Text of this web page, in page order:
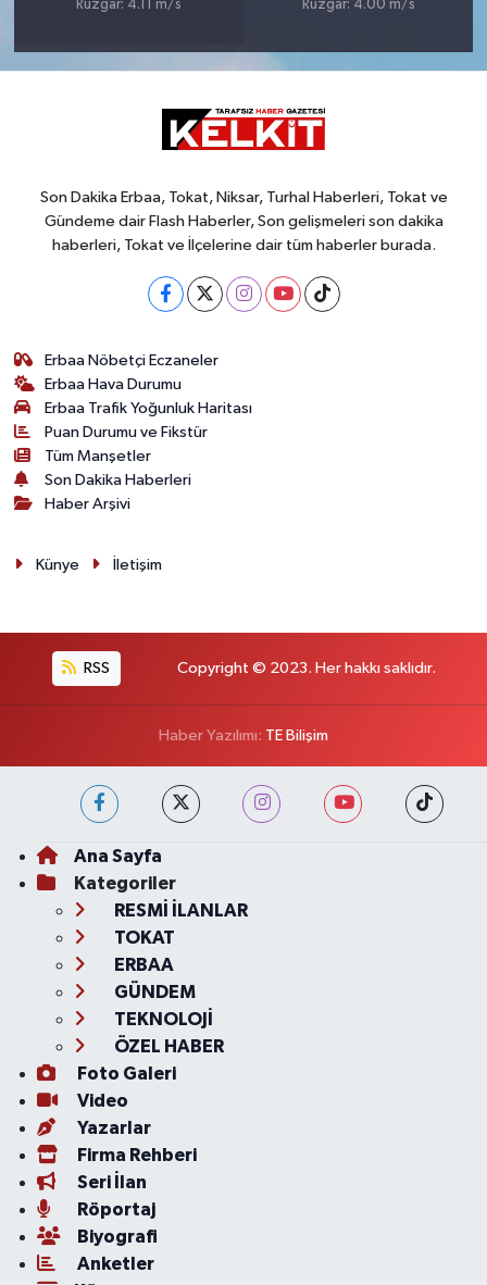
Rüzgar: 4.11 m/s
Rüzgar: 4.00 m/s
Son Dakika Erbaa, Tokat, Niksar, Turhal Haberleri, Tokat ve
Gündeme dair Flash Haberler, Son gelişmeleri son dakika
haberleri, Tokat ve İlçelerine dair tüm haberler burada.
Erbaa Nöbetçi Eczaneler
Erbaa Hava Durumu
Erbaa Trafik Yoğunluk Haritası
Puan Durumu ve Fikstür
Tüm Manşetler
Son Dakika Haberleri
Haber Arşivi
Künye İletişim
RSS Copyright © 2023. Her hakkı saklıdır.
Haber Yazılımı: TE Bilişim
Ana Sayfa
Kategoriler
RESMİ İLANLAR
TOKAT
ERBAA
GÜNDEM
TEKNOLOJİ
ÖZEL HABER
Foto Galeri
Video
Yazarlar
Firma Rehberi
Seri İlan
Röportaj
Biyografi
Anketler